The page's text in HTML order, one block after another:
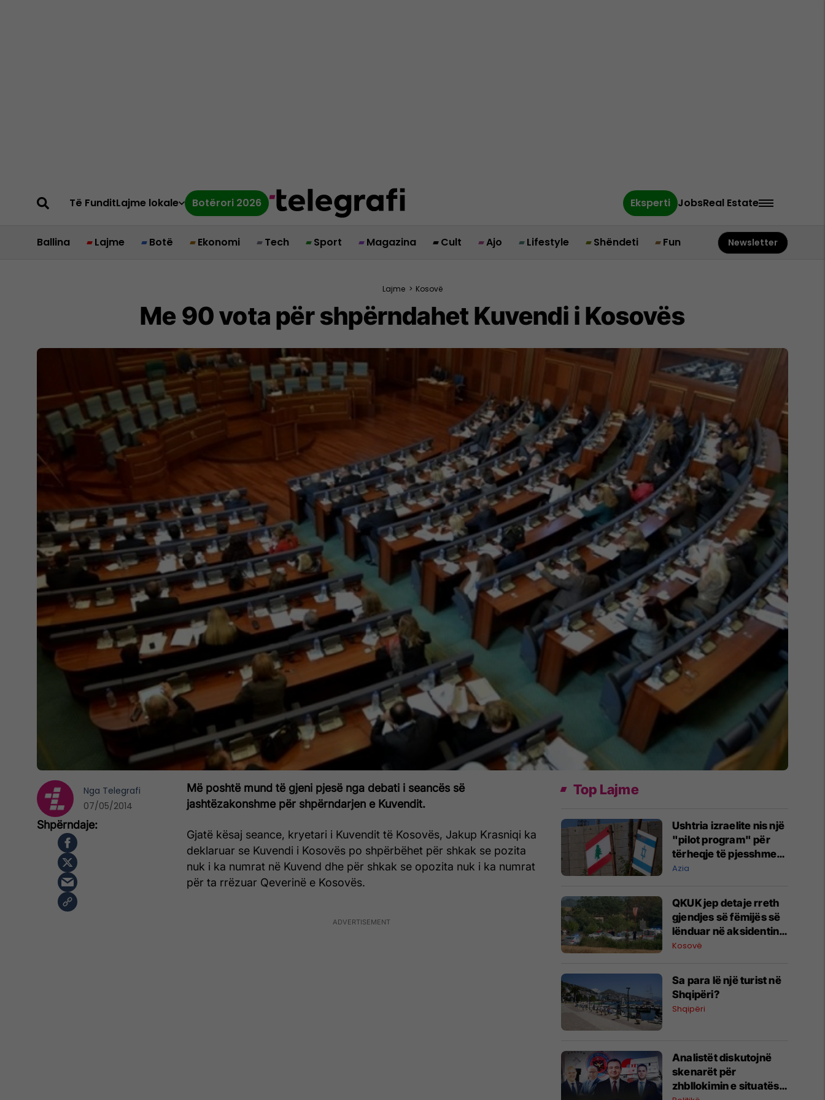
Të FunditLajme lokale Botërori 2026 Eksperti JobsReal Estate
Ballina Lajme Botë Ekonomi Tech Sport Magazina Cult Ajo Lifestyle Shëndeti Fun Newsletter
Lajme > Kosovë
Me 90 vota për shpërndahet Kuvendi i Kosovës
Më poshtë mund të gjeni pjesë nga debati i seancës së
jashtëzakonshme për shpërndarjen e Kuvendit.
Gjatë kësaj seance, kryetari i Kuvendit të Kosovës, Jakup Krasniqi ka
deklaruar se Kuvendi i Kosovës po shpërbëhet për shkak se pozita
nuk i ka numrat në Kuvend dhe për shkak se opozita nuk i ka numrat
për ta rrëzuar Qeverinë e Kosovës.
Nga Telegrafi
07/05/2014
Top Lajme
Ushtria izraelite nis një
"pilot program" për
tërheqje të pjesshme
në Liban
Azia
QKUK jep detaje rreth
gjendjes së fëmijës së
lënduar në aksidentin
në Istog
Kosovë
Sa para lë një turist në
Shqipëri?
Shqipëri
Analistët diskutojnë
skenarët për
zhbllokimin e situatës